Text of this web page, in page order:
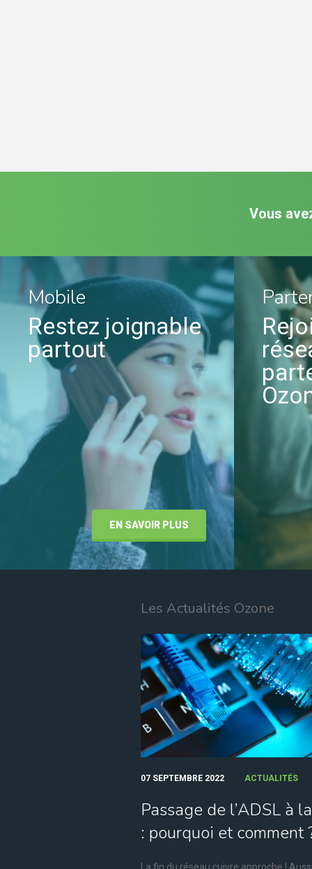
Vous
Mobile
Restez joignable
partout
EN SAVOIR PLUS
Les Actualités Ozone
07 SEPTEMBRE 2022 ACTUALITÉS
Passage de l’ADSL à
: pourquoi et comment